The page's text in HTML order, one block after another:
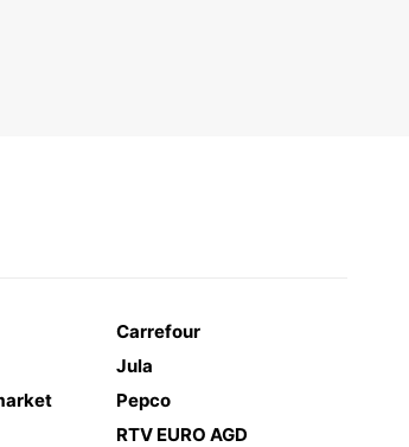
Carrefour
Jula
Pepco
RTV EURO AGD